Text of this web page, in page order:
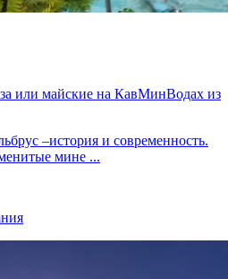
или майские на КавМинВодах из
–история и современность.
мине ...